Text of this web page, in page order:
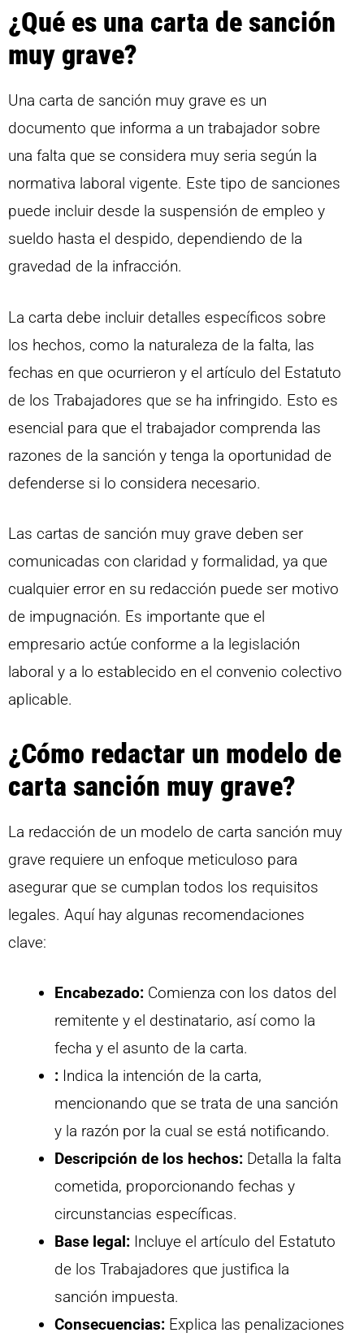
¿Qué es una carta de sanción
muy grave?
Una carta de sanción muy grave es un
documento que informa a un trabajador sobre
una falta que se considera muy seria según la
normativa laboral vigente. Este tipo de sanciones
puede incluir desde la suspensión de empleo y
sueldo hasta el despido, dependiendo de la
gravedad de la infracción.
La carta debe incluir detalles específicos sobre
los hechos, como la naturaleza de la falta, las
fechas en que ocurrieron y el artículo del Estatuto
de los Trabajadores que se ha infringido. Esto es
esencial para que el trabajador comprenda las
razones de la sanción y tenga la oportunidad de
defenderse si lo considera necesario.
Las cartas de sanción muy grave deben ser
comunicadas con claridad y formalidad, ya que
cualquier error en su redacción puede ser motivo
de impugnación. Es importante que el
empresario actúe conforme a la legislación
laboral y a lo establecido en el convenio colectivo
aplicable.
¿Cómo redactar un modelo de
carta sanción muy grave?
La redacción de un modelo de carta sanción muy
grave requiere un enfoque meticuloso para
asegurar que se cumplan todos los requisitos
legales. Aquí hay algunas recomendaciones
clave:
Encabezado: Comienza con los datos del
remitente y el destinatario, así como la
fecha y el asunto de la carta.
: Indica la intención de la carta,
mencionando que se trata de una sanción
y la razón por la cual se está notificando.
Descripción de los hechos: Detalla la falta
cometida, proporcionando fechas y
circunstancias específicas.
Base legal: Incluye el artículo del Estatuto
de los Trabajadores que justifica la
sanción impuesta.
Consecuencias: Explica las penalizaciones